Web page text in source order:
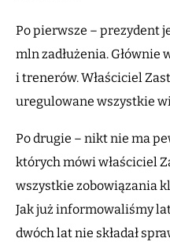
Po pierwsze – prezydent
mln zadłużenia. Głównie
i trenerów. Właściciel
uregulowane wszystkie
Po drugie – nikt nie ma
których mówi właściciel
wszystkie zobowiązania
Jak już informowaliśmy
dwóch lat nie składał